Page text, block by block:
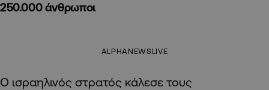
250.000 άνθρωποι
ALPHANEWSLIVE
O ισραηλινός στρατός κάλεσε τους